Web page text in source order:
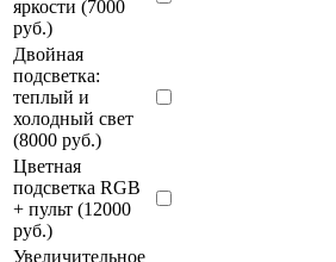
яркости (7000
руб.)
Двойная
подсветка:
теплый и
холодный свет
(8000 руб.)
Цветная
подсветка RGB
+ пульт (12000
руб.)
Увеличительное